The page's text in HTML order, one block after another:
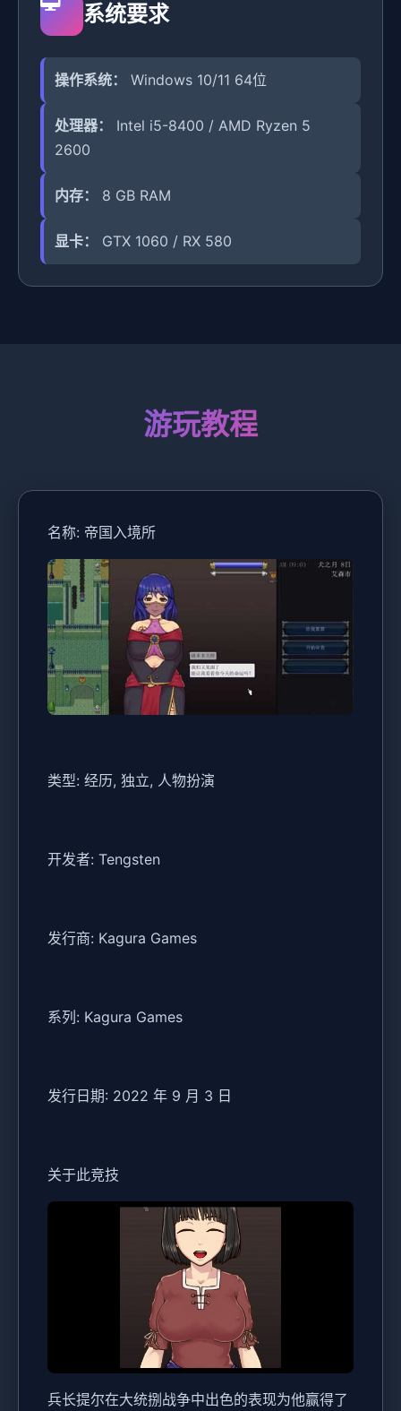
系统要求
操作系统： Windows 10/11 64位
处理器：
Intel i5-8400 / AMD Ryzen 5
2600
内存： 8 GB RAM
显卡： GTX 1060 / RX 580
游玩教程
名称: 帝国入境所
类型: 经历, 独立, 人物扮演
开发者: Tengsten
发行商: Kagura Games
系列: Kagura Games
发行日期: 2022 年 9 月 3 日
关于此竞技
兵长提尔在大统捌战争中出色的表现为他赢得了